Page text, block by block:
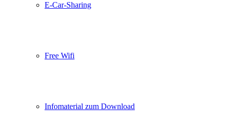
E-Car-Sharing
Free Wifi
Infomaterial zum Download